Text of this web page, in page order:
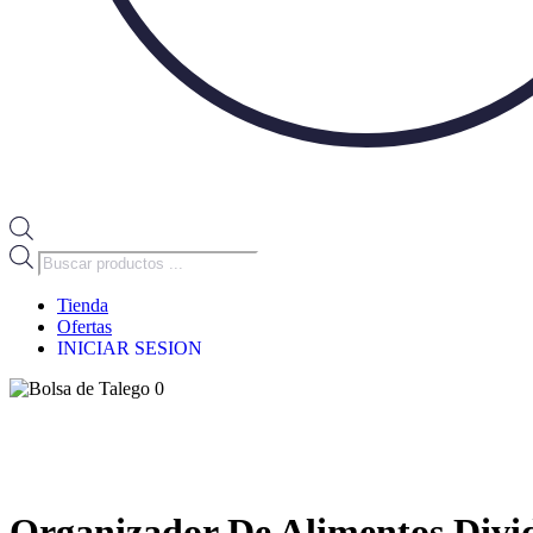
Búsqueda
de
productos
Tienda
Ofertas
INICIAR SESION
0